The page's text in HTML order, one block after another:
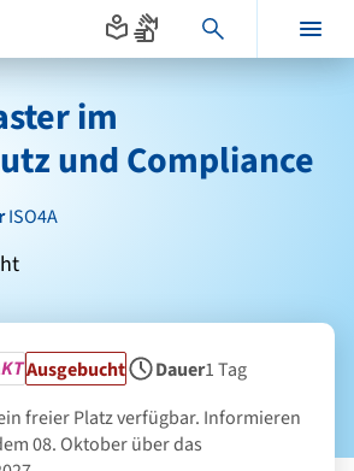
im
und Compliance
ISO4A
Status
Ausgebucht Dauer1 Tag
freier Platz verfügbar. Informieren
08. Oktober über das